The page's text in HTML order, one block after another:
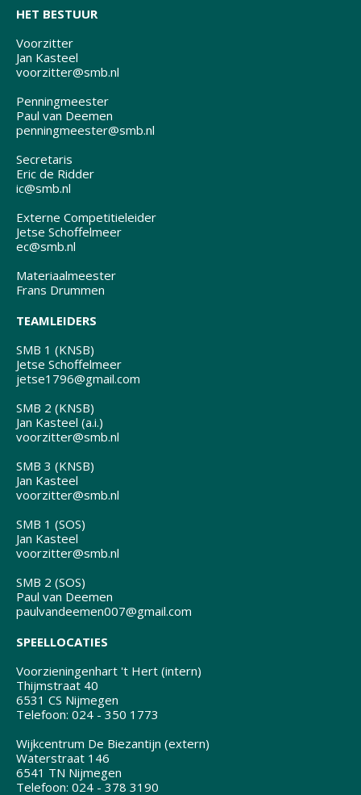
HET BESTUUR
Voorzitter
Jan Kasteel
voorzitter@smb.nl
Penningmeester
Paul van Deemen
penningmeester@smb.nl
Secretaris
Eric de Ridder
ic@smb.nl
Externe Competitieleider
Jetse Schoffelmeer
ec@smb.nl
Materiaalmeester
Frans Drummen
TEAMLEIDERS
SMB 1 (KNSB)
Jetse Schoffelmeer
jetse1796@gmail.com
SMB 2 (KNSB)
Jan Kasteel (a.i.)
voorzitter@smb.nl
SMB 3 (KNSB)
Jan Kasteel
voorzitter@smb.nl
SMB 1 (SOS)
Jan Kasteel
voorzitter@smb.nl
SMB 2 (SOS)
Paul van Deemen
paulvandeemen007@gmail.com
SPEELLOCATIES
Voorzieningenhart 't Hert (intern)
Thijmstraat 40
6531 CS Nijmegen
Telefoon: 024 - 350 1773
Wijkcentrum De Biezantijn (extern)
Waterstraat 146
6541 TN Nijmegen
Telefoon: 024 - 378 3190